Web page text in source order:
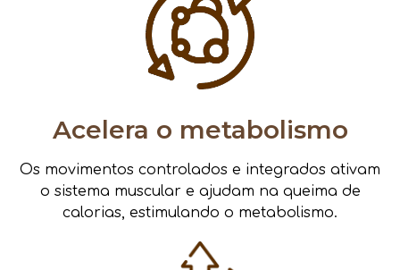
Acelera o metabolismo
Os movimentos controlados e integrados ativam
o sistema muscular e ajudam na queima de
calorias, estimulando o metabolismo.